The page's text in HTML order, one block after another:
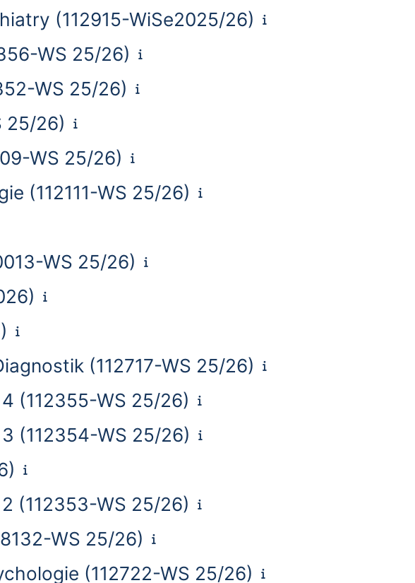
(112915-WiSe2025/26)
WS 25/26)
WS 25/26)
25/26)
WS 25/26)
(112111-WS 25/26)
WS 25/26)
(112717-WS 25/26)
(112355-WS 25/26)
(112354-WS 25/26)
(112353-WS 25/26)
WS 25/26)
(112722-WS 25/26)